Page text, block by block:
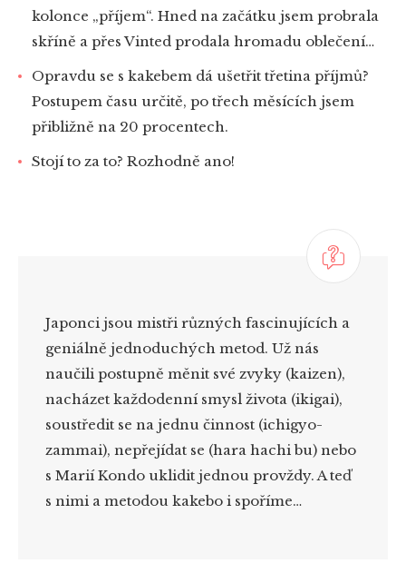
kolonce „příjem“. Hned na začátku jsem probrala
skříně a přes Vinted prodala hromadu oblečení…
Opravdu se s kakebem dá ušetřit třetina příjmů?
Postupem času určitě, po třech měsících jsem
přibližně na 20 procentech.
Stojí to za to? Rozhodně ano!
Japonci jsou mistři různých fascinujících a
geniálně jednoduchých metod. Už nás
naučili postupně měnit své zvyky (kaizen),
nacházet každodenní smysl života (ikigai),
soustředit se na jednu činnost (ichigyo-
zammai), nepřejídat se (hara hachi bu) nebo
s Marií Kondo uklidit jednou provždy. A teď
s nimi a metodou kakebo i spoříme…